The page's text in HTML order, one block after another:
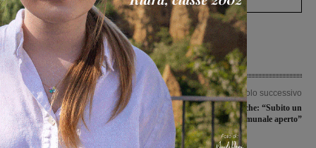
Articolo precedente
Pallacanestro di serie C, nel turno di
Ognissanti ha vinto la Fides
Montevarchi mentre è caduta la
Synergy. Domani la settima giornata
Articolo successivo
ABB, Liste civiche: “Subito un
Consiglio comunale aperto”